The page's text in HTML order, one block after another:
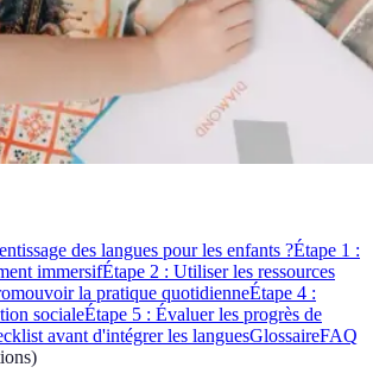
des langues pour les enfants ?Étape 1 :
immersifÉtape 2 : Utiliser les ressources
la pratique quotidienneÉtape 4 :
socialeÉtape 5 : Évaluer les progrès de
avant d'intégrer les languesGlossaireFAQ
)